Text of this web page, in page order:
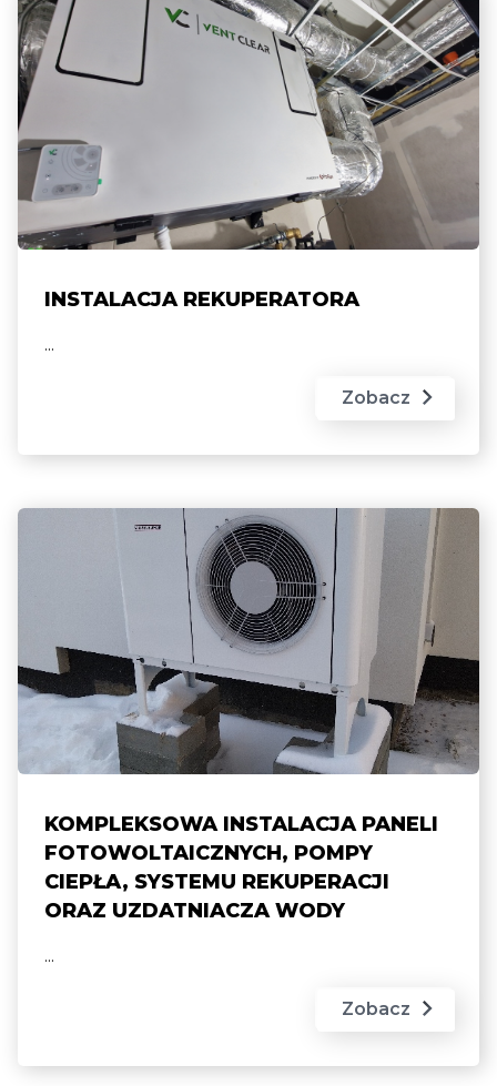
INSTALACJA REKUPERATORA
...
Zobacz
KOMPLEKSOWA INSTALACJA PANELI
FOTOWOLTAICZNYCH, POMPY
CIEPŁA, SYSTEMU REKUPERACJI
ORAZ UZDATNIACZA WODY
...
Zobacz